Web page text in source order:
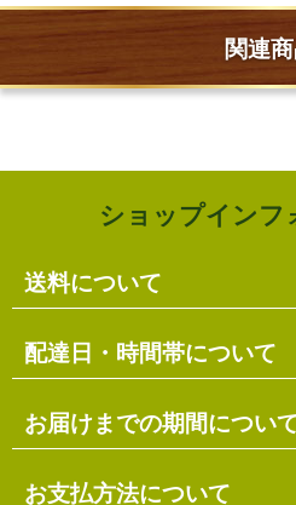
関連
ショップインフ
送料について
単品のみの場合
各商品に記載の送料となり
複数商品の場合
ます。
配達日・時間帯について
配達日・配達時間帯のご指定
お届け先に投函される「ご
用ください。
お届けまでの期間につい
在庫がある場合
お支払方法について